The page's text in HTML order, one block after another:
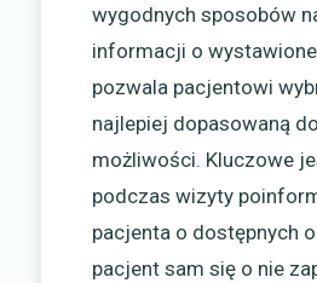
wygodnych sposobów
informacji o
pozwala pacjentowi
najlepiej dopasowaną
możliwości. Kluczowe
podczas wizyty
pacjenta o dostępnych
pacjent sam się o nie